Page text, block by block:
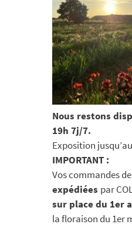
Nous restons
19h 7j/7.
Exposition
IMPORTANT :
Vos commandes
expédiées par
sur place du 1er
la floraison du 1er